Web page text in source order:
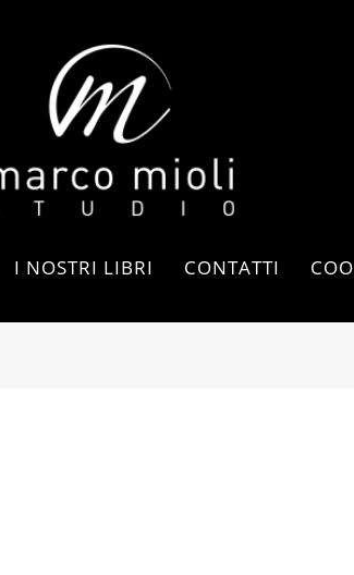
I NOSTRI LIBRI CONTATTI